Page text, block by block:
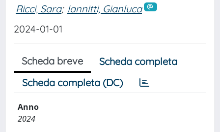
Ricci, Sara; Iannitti, Gianluca
2024-01-01
Scheda breve
Scheda completa
Scheda completa (DC)
Anno
2024